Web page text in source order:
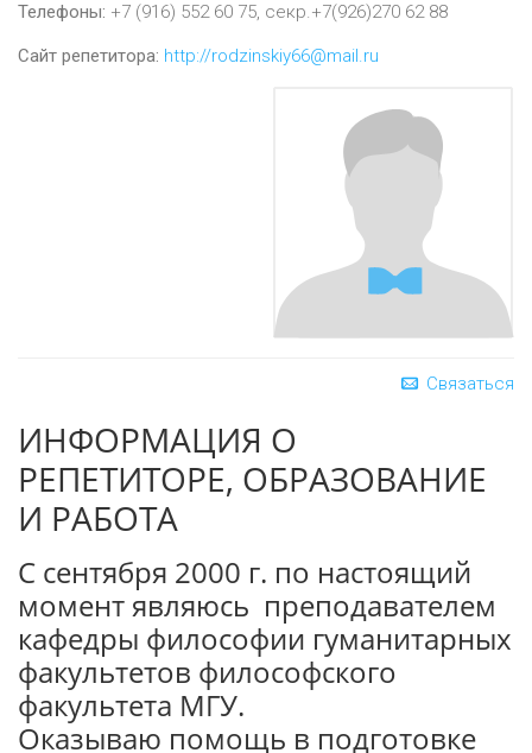
Телефоны: +7 (916) 552 60 75, секр.+7(926)270 62 88
Сайт репетитора: http://rodzinskiy66@mail.ru
Связаться
ИНФОРМАЦИЯ О
РЕПЕТИТОРЕ, ОБРАЗОВАНИЕ
И РАБОТА
С сентября 2000 г. по настоящий
момент являюсь преподавателем
кафедры философии гуманитарных
факультетов философского
факультета МГУ.
Оказываю помощь в подготовке